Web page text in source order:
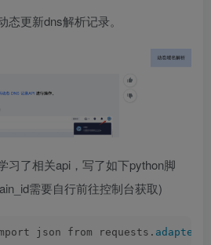
更新dns解析记录。
习了相关api，写了如下python脚
需要自行前往控制台获取)
json from requests. adapters